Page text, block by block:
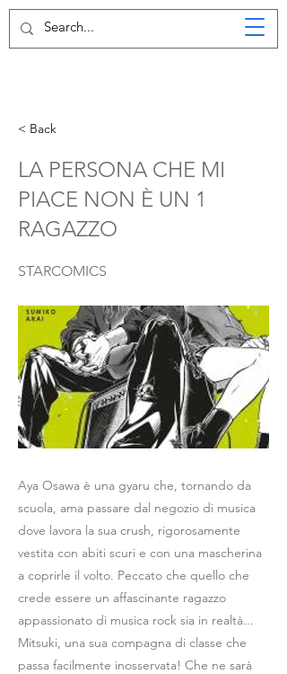
< Back
LA PERSONA CHE MI
PIACE NON È UN 1
RAGAZZO
STARCOMICS
Aya Osawa è una gyaru che, tornando da
scuola, ama passare dal negozio di musica
dove lavora la sua crush, rigorosamente
vestita con abiti scuri e con una mascherina
a coprirle il volto. Peccato che quello che
crede essere un affascinante ragazzo
appassionato di musica rock sia in realtà...
Mitsuki, una sua compagna di classe che
passa facilmente inosservata! Che ne sarà